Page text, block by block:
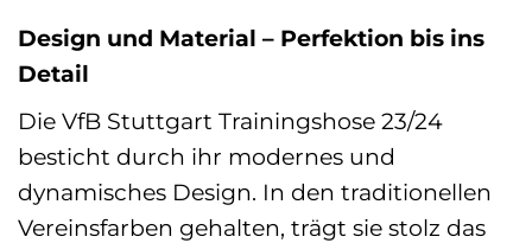
Design und Material – Perfektion bis ins
Detail
Die VfB Stuttgart Trainingshose 23/24
besticht durch ihr modernes und
dynamisches Design. In den traditionellen
Vereinsfarben gehalten, trägt sie stolz das